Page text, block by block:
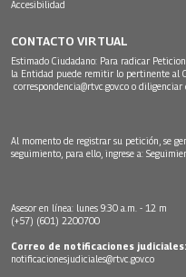
Accesibilidad
CONTACTO VIRTUAL
Estimado Ciudadano: Para radicar
la Entidad puede remitir lo pertinente al
correspondencia@rtvc.gov.co o diligenciar
Al momento de registrar su petición, se
seguimiento, para ello, ingrese a:
Asesor en línea: lunes 9:30 a.m. - 12 m
(+57) (601) 2200700
Correo de notificaciones judiciales:
notificacionesjudiciales@rtvc.gov.co